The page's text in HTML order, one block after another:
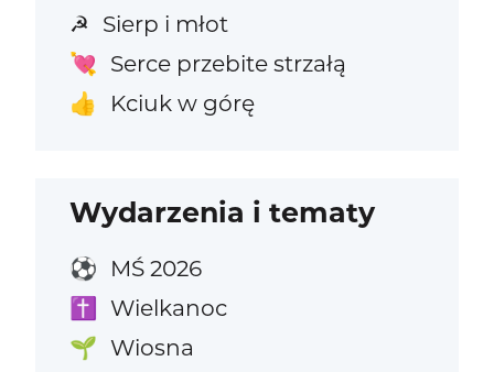
☭ Sierp i młot
💘 Serce przebite strzałą
👍 Kciuk w górę
Wydarzenia i tematy
⚽ MŚ 2026
✝️ Wielkanoc
🌱 Wiosna